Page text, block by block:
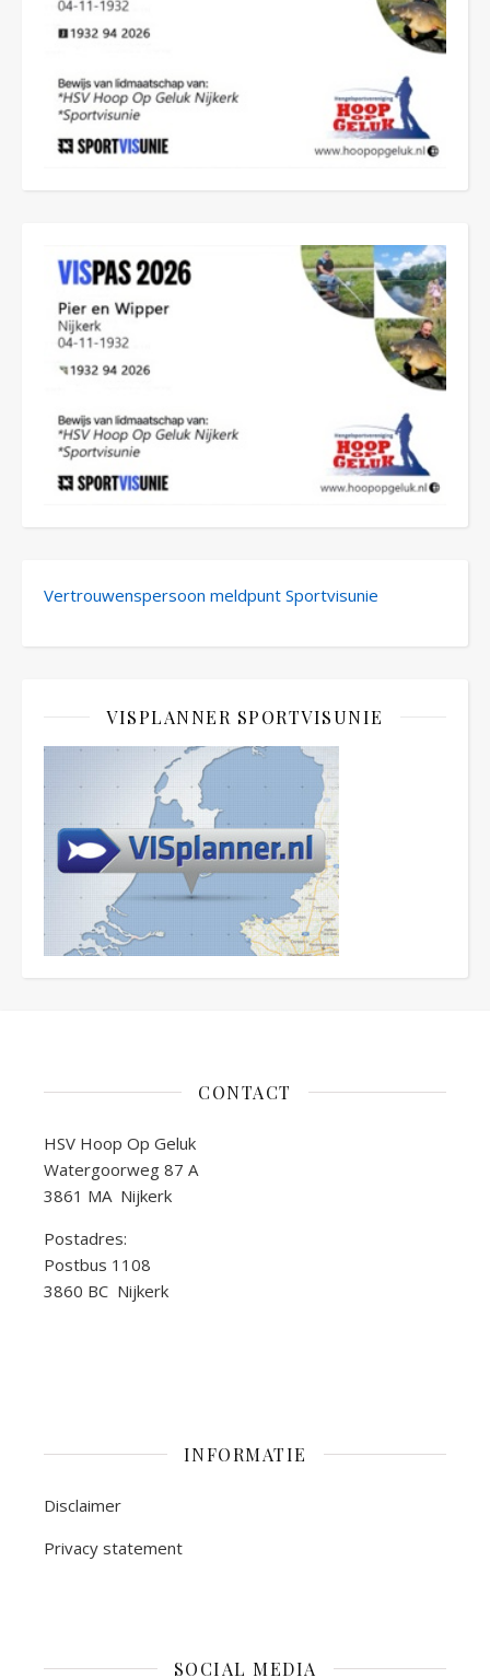
Vertrouwenspersoon meldpunt Sportvisunie
VISPLANNER SPORTVISUNIE
CONTACT
HSV Hoop Op Geluk
Watergoorweg 87 A
3861 MA Nijkerk
Postadres:
Postbus 1108
3860 BC Nijkerk
INFORMATIE
Disclaimer
Privacy statement
SOCIAL MEDIA